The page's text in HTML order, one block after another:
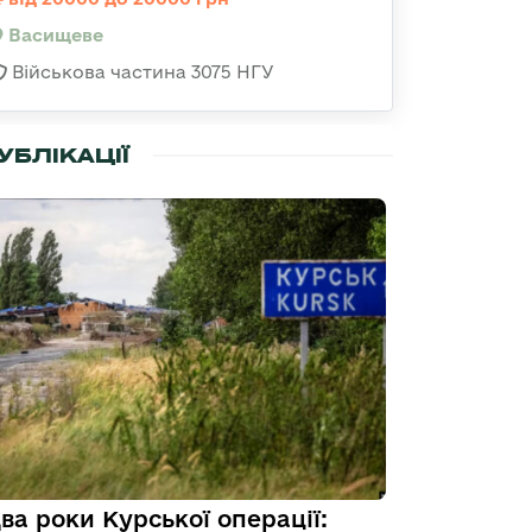
Васищеве
Військова частина 3075 НГУ
роки Курської операції: